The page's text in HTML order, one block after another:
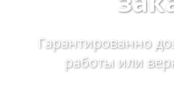
Гарантированно
работы или